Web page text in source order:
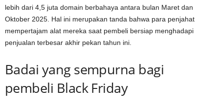
lebih dari 4,5 juta domain berbahaya antara bulan Maret dan
Oktober 2025. Hal ini merupakan tanda bahwa para penjahat
mempertajam alat mereka saat pembeli bersiap menghadapi
penjualan terbesar akhir pekan tahun ini.
Badai yang sempurna bagi
pembeli Black Friday